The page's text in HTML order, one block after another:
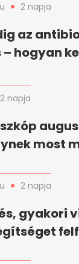
2 napja
az
hogyan
2 napja
most
2 napja
gyakori